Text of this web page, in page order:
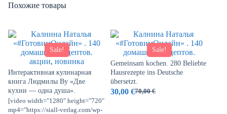
Похожие товары
Sale!
Интерактивная кулинарная
книга Людмилы Ву «Две
кухни — одна душа».
[video width="1280" height="720"
mp4="https://siall-verlag.com/wp-
акции,новинка
Sale!
Gemeinsam kochen. 280 Beliebte
Hausrezepte ins Deutsche
übersetzt.
70,00€
30,00€